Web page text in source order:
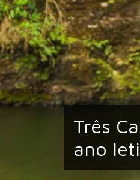
Três
ano